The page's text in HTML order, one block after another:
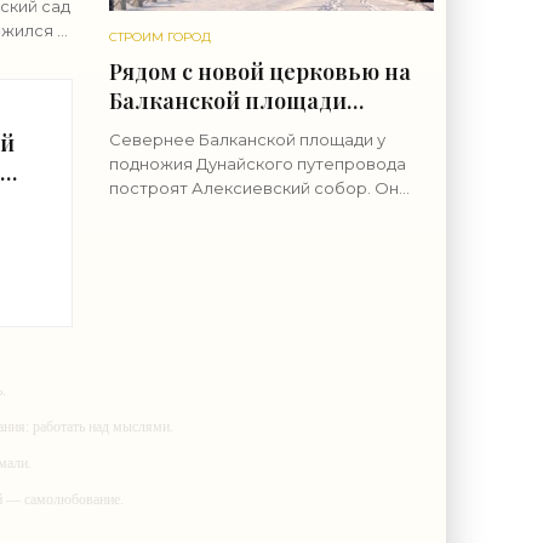
сад
в
СТРОИМ ГОРОД
Рядом с новой церковью на
Балканской площади
построят еще и собор -
«Свежие новости
строительства»
Севернее Балканской площади у
подножия Дунайского путепровода
построят Алексиевский собор. Он
работать над мыслями.
— самолюбование.